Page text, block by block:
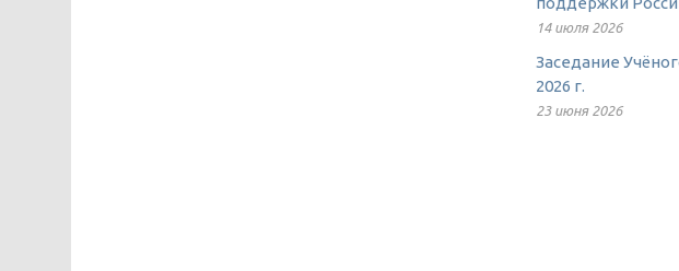
14 июля 2026
Заседание
2026 г.
23 июня 2026